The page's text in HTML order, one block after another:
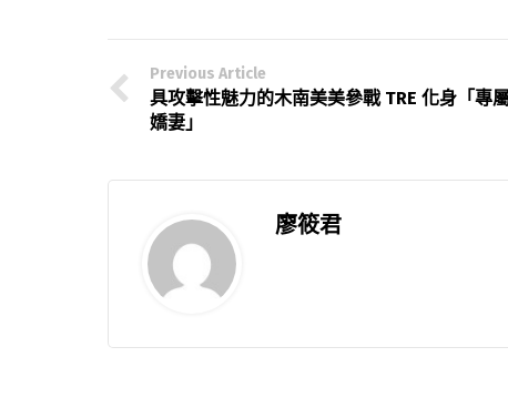
Previous Article
具攻擊性魅力的木南美美參戰 TRE 化身「專
嬌妻」
廖筱君